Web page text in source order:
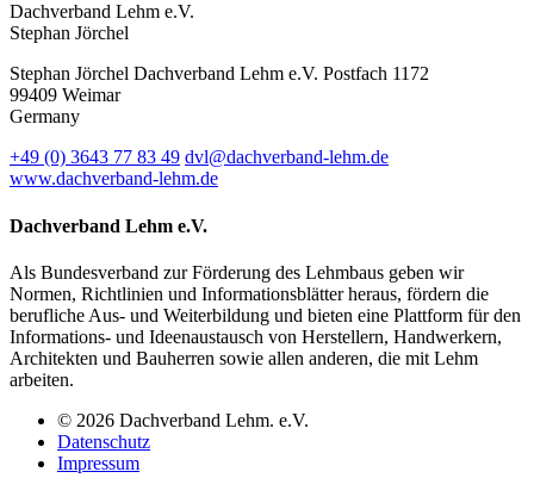
Dachverband Lehm e.V.
Stephan Jörchel
Stephan Jörchel Dachverband Lehm e.V. Postfach 1172
99409 Weimar
Germany
+49 (0) 3643 77 83 49 dvl@dachverband-lehm.de
www.dachverband-lehm.de
Dachverband Lehm e.V.
Als Bundesverband zur Förderung des Lehmbaus geben wir
Normen, Richtlinien und Informationsblätter heraus, fördern die
berufliche Aus- und Weiterbildung und bieten eine Plattform für den
Informations- und Ideenaustausch von Herstellern, Handwerkern,
Architekten und Bauherren sowie allen anderen, die mit Lehm
arbeiten.
© 2026 Dachverband Lehm. e.V.
Datenschutz
Impressum